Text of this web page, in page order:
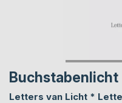
Buchstabenlicht
Letters van Licht *